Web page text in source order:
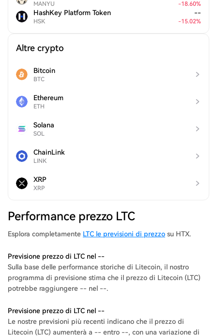
MANYU -18.60%
HashKey Platform Token
HSK
--
-15.02%
Altre crypto
Bitcoin
BTC
Ethereum
ETH
Solana
SOL
ChainLink
LINK
XRP
XRP
Performance prezzo LTC
Esplora completamente LTC le previsioni di prezzo su HTX.
Previsione prezzo di LTC nel --
Sulla base delle performance storiche di Litecoin, il nostro
programma di previsione stima che il prezzo di Litecoin (LTC)
potrebbe raggiungere -- nel --.
Previsione prezzo di LTC nel --
Le nostre previsioni più recenti indicano che il prezzo di
Litecoin (LTC) aumenterà a -- entro --, con una variazione di